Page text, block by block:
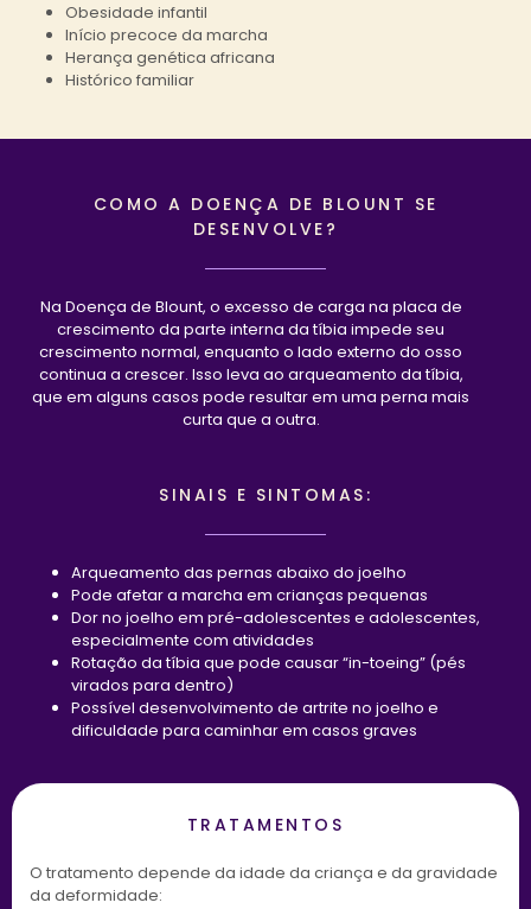
Obesidade infantil
Início precoce da marcha
Herança genética africana
Histórico familiar
COMO A DOENÇA DE BLOUNT SE
DESENVOLVE?
Na Doença de Blount, o excesso de carga na placa de
crescimento da parte interna da tíbia impede seu
crescimento normal, enquanto o lado externo do osso
continua a crescer. Isso leva ao arqueamento da tíbia,
que em alguns casos pode resultar em uma perna mais
curta que a outra.
SINAIS E SINTOMAS:
Arqueamento das pernas abaixo do joelho
Pode afetar a marcha em crianças pequenas
Dor no joelho em pré-adolescentes e adolescentes,
especialmente com atividades
Rotação da tíbia que pode causar “in-toeing” (pés
virados para dentro)
Possível desenvolvimento de artrite no joelho e
dificuldade para caminhar em casos graves
TRATAMENTOS
O tratamento depende da idade da criança e da gravidade
da deformidade: